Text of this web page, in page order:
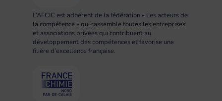
L’AFCIC est adhérent de la fédération « Les acteurs de
la compétence » qui rassemble toutes les entreprises
et associations privées qui contribuent au
développement des compétences et favorise une
filière d’excellence française.